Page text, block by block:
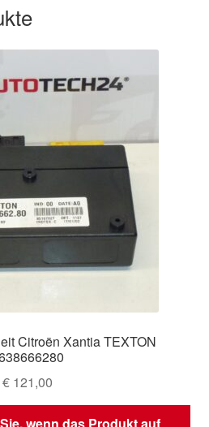
Citroën Xantia TEXTON
€ 121,00
wenn das Produkt auf